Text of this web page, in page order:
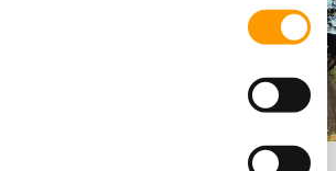
unsere Webseite weiterhin nutzen.